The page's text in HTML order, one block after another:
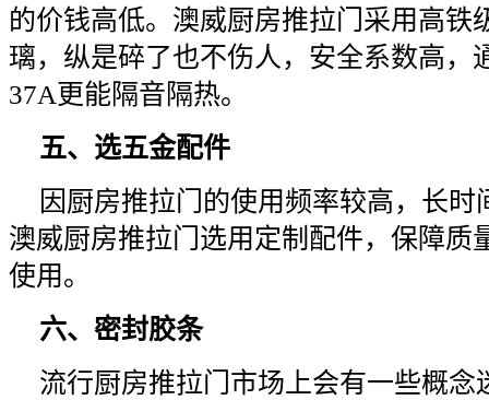
的价钱高低。澳威厨房推拉门采用高铁
璃，纵是碎了也不伤人，安全系数高，
37A更能隔音隔热。
五、选五金配件
因厨房推拉门的使用频率较高，长
澳威厨房推拉门选用定制配件，保障质
使用。
六、密封胶条
流行厨房推拉门市场上会有一些概念